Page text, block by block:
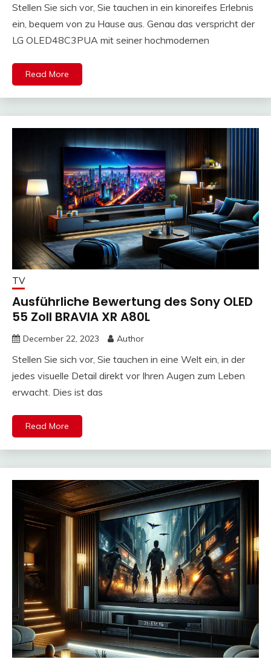
Stellen Sie sich vor, Sie tauchen in ein kinoreifes Erlebnis
ein, bequem von zu Hause aus. Genau das verspricht der
LG OLED48C3PUA mit seiner hochmodernen
Read More
TV
Ausführliche Bewertung des Sony OLED
55 Zoll BRAVIA XR A80L
December 22, 2023 Author
Stellen Sie sich vor, Sie tauchen in eine Welt ein, in der
jedes visuelle Detail direkt vor Ihren Augen zum Leben
erwacht. Dies ist das
Read More